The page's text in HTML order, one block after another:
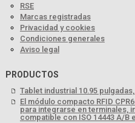
RSE
Marcas registradas
Privacidad y cookies
Condiciones generales
Aviso legal
PRODUCTOS
Tablet industrial 10.95 pulgadas,
El módulo compacto RFID
para integrarse en terminales,
compatible con ISO 14443 A/B